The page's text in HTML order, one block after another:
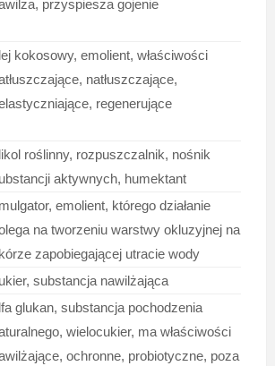
przyspiesza gojenie
kokosowy, emolient, właściwości
natłuszczające,
regenerujące
roślinny, rozpuszczalnik, nośnik
aktywnych, humektant
emolient, którego działanie
na tworzeniu warstwy okluzyjnej na
zapobiegającej utracie wody
substancja nawilżająca
glukan, substancja pochodzenia
wielocukier, ma właściwości
ochronne, probiotyczne, poza